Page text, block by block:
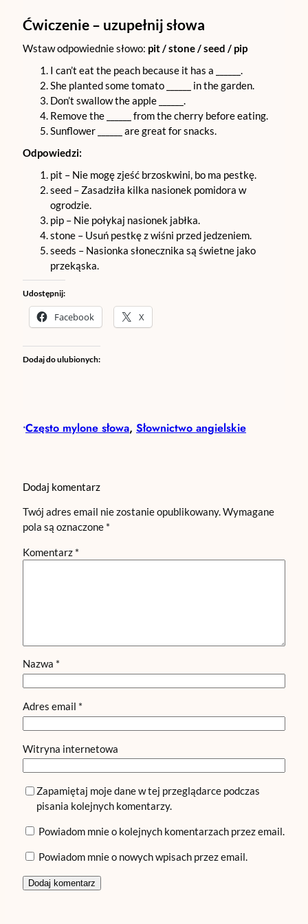
Ćwiczenie – uzupełnij słowa
Wstaw odpowiednie słowo: pit / stone / seed / pip
I can’t eat the peach because it has a ______.
She planted some tomato ______ in the garden.
Don’t swallow the apple ______.
Remove the ______ from the cherry before eating.
Sunflower ______ are great for snacks.
Odpowiedzi:
pit – Nie mogę zjeść brzoskwini, bo ma pestkę.
seed – Zasadziła kilka nasionek pomidora w
ogrodzie.
pip – Nie połykaj nasionek jabłka.
stone – Usuń pestkę z wiśni przed jedzeniem.
seeds – Nasionka słonecznika są świetne jako
przekąska.
Udostępnij:
Facebook X
Dodaj do ulubionych:
•Często mylone słowa, Słownictwo angielskie
Dodaj komentarz
Twój adres email nie zostanie opublikowany.Wymagane
pola są oznaczone *
Komentarz *
Nazwa *
Adres email *
Witryna internetowa
Zapamiętaj moje dane w tej przeglądarce podczas
pisania kolejnych komentarzy.
Powiadom mnie o kolejnych komentarzach przez email.
Powiadom mnie o nowych wpisach przez email.